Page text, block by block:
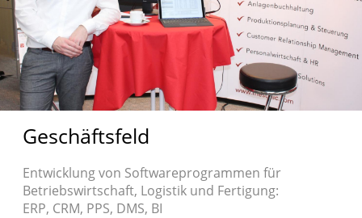
Geschäftsfeld
Entwicklung von Softwareprogrammen für
Betriebswirtschaft, Logistik und Fertigung:
ERP, CRM, PPS, DMS, BI